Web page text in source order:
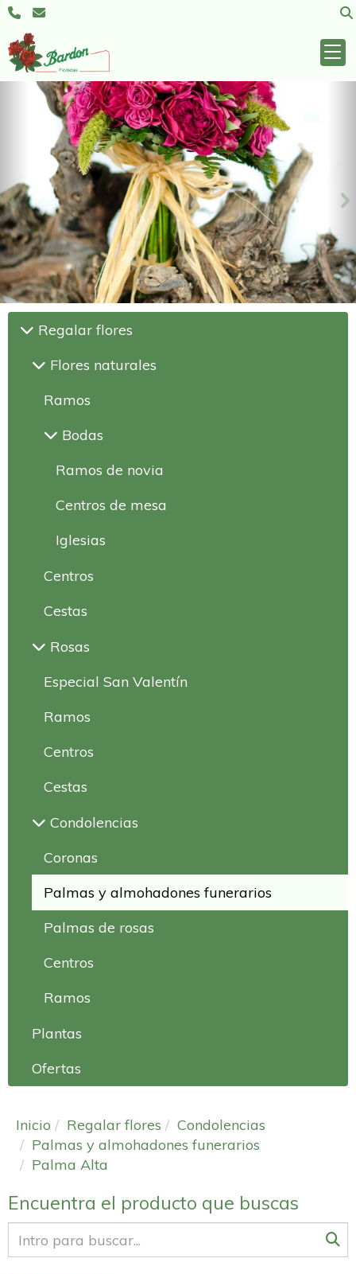
Anterior
Regalar flores
Flores naturales
Ramos
Bodas
Ramos de novia
Centros de mesa
Iglesias
Centros
Cestas
Rosas
Especial San Valentín
Ramos
Centros
Cestas
Condolencias
Coronas
Palmas y almohadones funerarios
Palmas de rosas
Centros
Ramos
Plantas
Ofertas
Inicio Regalar flores
Condolencias
Palmas y almohadones funerarios
Palma Alta
Encuentra el producto que buscas